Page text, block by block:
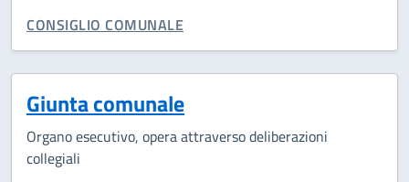
CATEGORIA CORRELATA:
CONSIGLIO COMUNALE
Giunta comunale
Organo esecutivo, opera attraverso deliberazioni
collegiali